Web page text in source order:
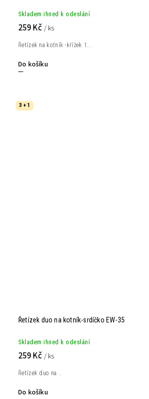
Skladem ihned k odeslání
259 Kč / ks
Do košíku
Řetízek na kotník -křížek 1...
3 + 1
Řetízek duo na kotník-srdíčko EW-35
Skladem ihned k odeslání
259 Kč / ks
Do košíku
Řetízek duo na...